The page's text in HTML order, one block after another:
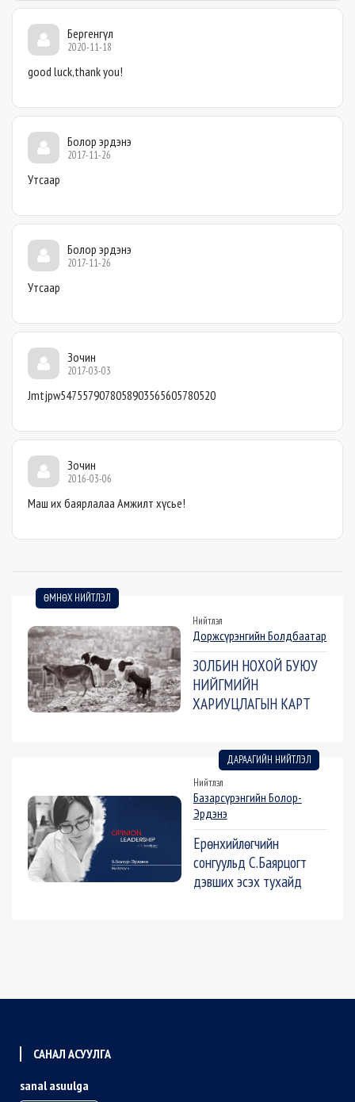
Бергенгүл
2020-11-18
good luck,thank you!
Болор эрдэнэ
2017-11-26
Утсаар
Болор эрдэнэ
2017-11-26
Утсаар
Зочин
2017-03-03
Jmtjpw5475579078058903565605780520
Зочин
2016-03-06
Маш их баярлалаа Амжилт хүсьe!
ӨМНӨХ НИЙТЛЭЛ
Нийтлэл
Доржсүрэнгийн Болдбаатар
ЗОЛБИН НОХОЙ БУЮУ
НИЙГМИЙН
ХАРИУЦЛАГЫН КАРТ
ДАРААГИЙН НИЙТЛЭЛ
Нийтлэл
Базарсүрэнгийн Болор-
Эрдэнэ
Ерөнхийлөгчийн
сонгуульд С.Баярцогт
дэвших эсэх тухайд
САНАЛ АСУУЛГА
sanal asuulga